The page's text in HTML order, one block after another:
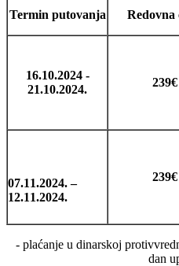
Termin putovanja Redovna
16.10.2024 -
21.10.2024.
239€
07.11.2024. –
12.11.2024.
239€
- plaćanje u dinarskoj
dan